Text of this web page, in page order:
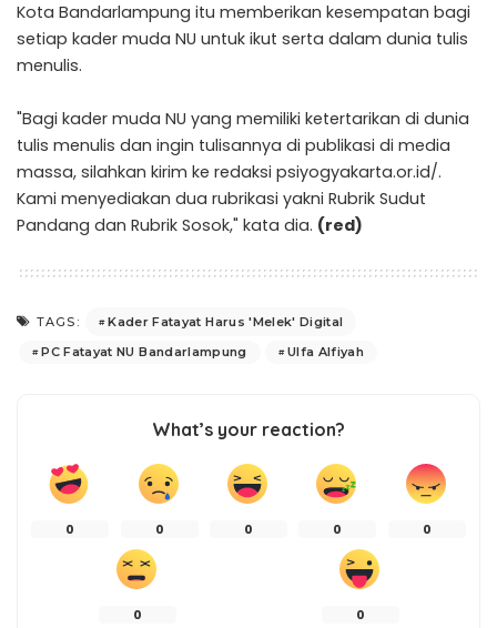
Kota Bandarlampung itu memberikan kesempatan bagi
setiap kader muda NU untuk ikut serta dalam dunia tulis
menulis.
"Bagi kader muda NU yang memiliki ketertarikan di dunia
tulis menulis dan ingin tulisannya di publikasi di media
massa, silahkan kirim ke redaksi psiyogyakarta.or.id/.
Kami menyediakan dua rubrikasi yakni Rubrik Sudut
Pandang dan Rubrik Sosok," kata dia. (red)
TAGS:
Kader Fatayat Harus 'Melek' Digital
PC Fatayat NU Bandarlampung
Ulfa Alfiyah
What’s your reaction?
0 0 0 0 0
0 0